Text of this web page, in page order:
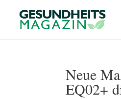
Neue
EQ02+